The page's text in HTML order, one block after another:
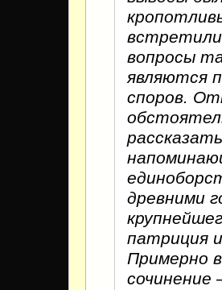
встретили
вопросы
являются
споров.
древними
патриция
Примерно